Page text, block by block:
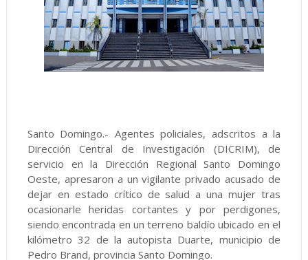
Santo Domingo.- Agentes policiales, adscritos a la
Dirección Central de Investigación (DICRIM), de
servicio en la Dirección Regional Santo Domingo
Oeste, apresaron a un vigilante privado acusado de
dejar en estado crítico de salud a una mujer tras
ocasionarle heridas cortantes y por perdigones,
siendo encontrada en un terreno baldío ubicado en el
kilómetro 32 de la autopista Duarte, municipio de
Pedro Brand, provincia Santo Domingo.